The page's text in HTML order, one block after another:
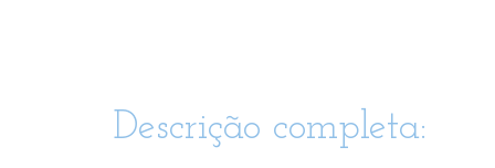
Descrição completa: